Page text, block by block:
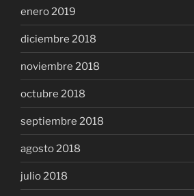
enero 2019
diciembre 2018
noviembre 2018
octubre 2018
septiembre 2018
agosto 2018
julio 2018